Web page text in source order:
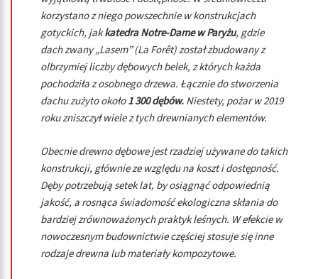
korzystano z niego powszechnie w konstrukcjach
gotyckich, jakkatedra Notre-Dame w Paryżu, gdzie
dach zwany „Lasem” (La Forêt) został zbudowany z
olbrzymiej liczby dębowych belek, z których każda
pochodziła z osobnego drzewa. Łącznie do stworzenia
dachu zużyto około1 300 dębów.Niestety, pożar w 2019
roku zniszczył wiele z tych drewnianych elementów.
Obecnie drewno dębowe jest rzadziej używane do takich
konstrukcji, głównie ze względu na koszt i dostępność.
Dęby potrzebują setek lat, by osiągnąć odpowiednią
jakość, a rosnąca świadomość ekologiczna skłania do
bardziej zrównoważonych praktyk leśnych. W efekcie w
nowoczesnym budownictwie częściej stosuje się inne
rodzaje drewna lub materiały kompozytowe.